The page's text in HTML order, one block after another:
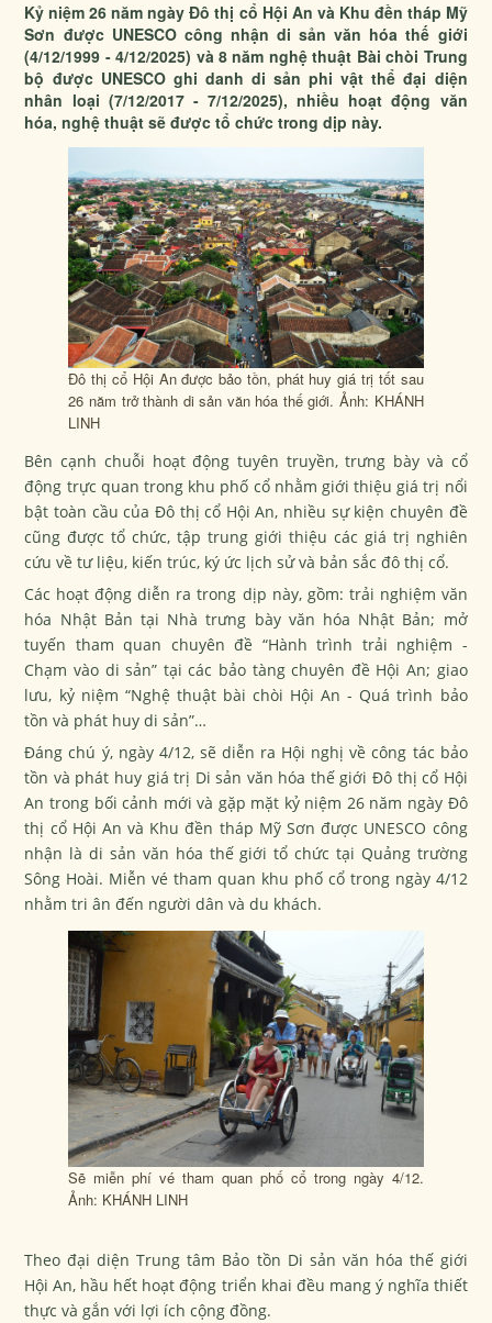
Kỷ niệm 26 năm ngày Đô thị cổ Hội An và Khu đền tháp Mỹ
Sơn được UNESCO công nhận di sản văn hóa thế giới
(4/12/1999 - 4/12/2025) và 8 năm nghệ thuật Bài chòi Trung
bộ được UNESCO ghi danh di sản phi vật thể đại diện
nhân loại (7/12/2017 - 7/12/2025), nhiều hoạt động văn
hóa, nghệ thuật sẽ được tổ chức trong dịp này.
Đô thị cổ Hội An được bảo tồn, phát huy giá trị tốt sau
26 năm trở thành di sản văn hóa thế giới. Ảnh: KHÁNH
LINH
Bên cạnh chuỗi hoạt động tuyên truyền, trưng bày và cổ
động trực quan trong khu phố cổ nhằm giới thiệu giá trị nổi
bật toàn cầu của Đô thị cổ Hội An, nhiều sự kiện chuyên đề
cũng được tổ chức, tập trung giới thiệu các giá trị nghiên
cứu về tư liệu, kiến trúc, ký ức lịch sử và bản sắc đô thị cổ.
Các hoạt động diễn ra trong dịp này, gồm: trải nghiệm văn
hóa Nhật Bản tại Nhà trưng bày văn hóa Nhật Bản; mở
tuyến tham quan chuyên đề “Hành trình trải nghiệm -
Chạm vào di sản” tại các bảo tàng chuyên đề Hội An; giao
lưu, kỷ niệm “Nghệ thuật bài chòi Hội An - Quá trình bảo
tồn và phát huy di sản”…
Đáng chú ý, ngày 4/12, sẽ diễn ra Hội nghị về công tác bảo
tồn và phát huy giá trị Di sản văn hóa thế giới Đô thị cổ Hội
An trong bối cảnh mới và gặp mặt kỷ niệm 26 năm ngày Đô
thị cổ Hội An và Khu đền tháp Mỹ Sơn được UNESCO công
nhận là di sản văn hóa thế giới tổ chức tại Quảng trường
Sông Hoài. Miễn vé tham quan khu phố cổ trong ngày 4/12
nhằm tri ân đến người dân và du khách.
Sẽ miễn phí vé tham quan phố cổ trong ngày 4/12.
Ảnh: KHÁNH LINH
Theo đại diện Trung tâm Bảo tồn Di sản văn hóa thế giới
Hội An, hầu hết hoạt động triển khai đều mang ý nghĩa thiết
thực và gắn với lợi ích cộng đồng.